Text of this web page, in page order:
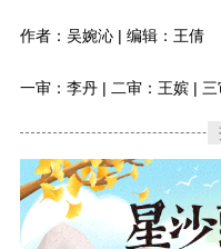
作者：吴婉沁 | 编辑：王倩
一审：李丹 | 二审：王嫔 | 三